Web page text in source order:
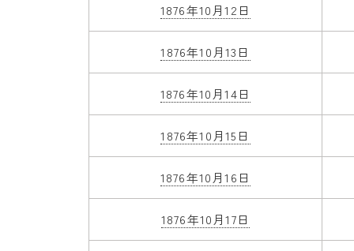
1876年10月12日
1876年10月13日
1876年10月14日
1876年10月15日
1876年10月16日
1876年10月17日